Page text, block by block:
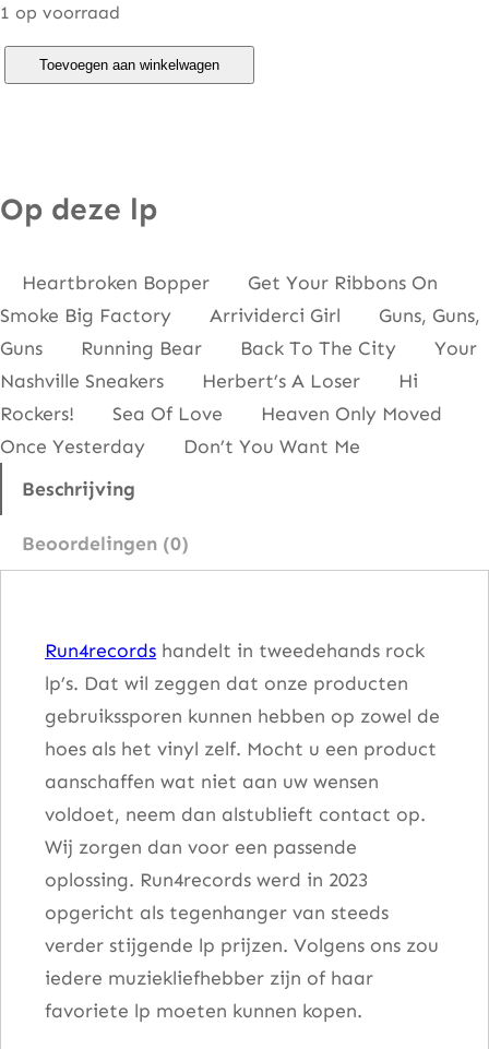
1 op voorraad
W
–
R
o
c
k
n
Toevoegen aan winkelwagen
Op deze lp
Heartbroken Bopper Get Your Ribbons On
Smoke Big Factory Arrividerci Girl Guns, Guns,
Guns Running Bear Back To The City Your
Nashville Sneakers Herbert’s A Loser Hi
Rockers! Sea Of Love Heaven Only Moved
Once Yesterday Don’t You Want Me
Beschrijving
Beoordelingen (0)
Run4records handelt in tweedehands rock
lp’s. Dat wil zeggen dat onze producten
gebruikssporen kunnen hebben op zowel de
hoes als het vinyl zelf. Mocht u een product
aanschaffen wat niet aan uw wensen
voldoet, neem dan alstublieft contact op.
Wij zorgen dan voor een passende
oplossing. Run4records werd in 2023
opgericht als tegenhanger van steeds
verder stijgende lp prijzen. Volgens ons zou
iedere muziekliefhebber zijn of haar
favoriete lp moeten kunnen kopen.